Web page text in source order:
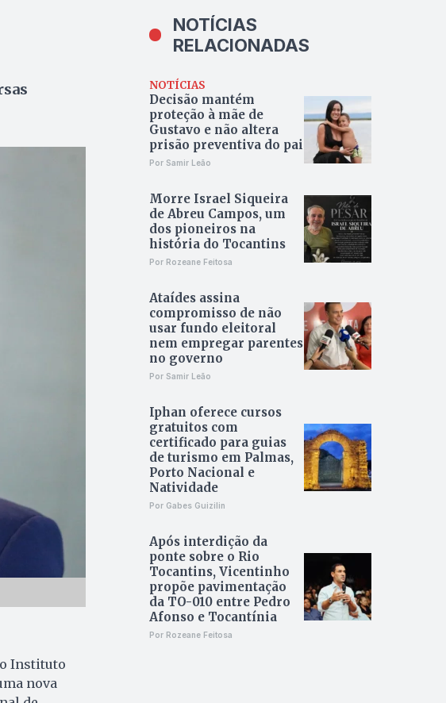
Instituto
nova
NOTÍCIAS
RELACIONADAS
NOTÍCIAS
Decisão mantém
proteção à mãe de
Gustavo e não altera
prisão preventiva do pai
Por Samir Leão
Morre Israel Siqueira
de Abreu Campos, um
dos pioneiros na
história do Tocantins
Por Rozeane Feitosa
Ataídes assina
compromisso de não
usar fundo eleitoral
nem empregar parentes
no governo
Por Samir Leão
Iphan oferece cursos
gratuitos com
certificado para guias
de turismo em Palmas,
Porto Nacional e
Natividade
Por Gabes Guizilin
Após interdição da
ponte sobre o Rio
Tocantins, Vicentinho
propõe pavimentação
da TO-010 entre Pedro
Afonso e Tocantínia
Por Rozeane Feitosa